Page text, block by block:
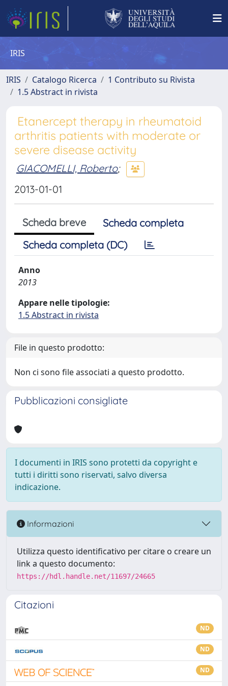
IRIS
IRIS Catalogo Ricerca
1 Contributo su Rivista
1.5 Abstract in rivista
Etanercept therapy in rheumatoid
arthritis patients with moderate or
severe disease activity
GIACOMELLI, Roberto;
2013-01-01
Scheda breve
Scheda completa
Scheda completa (DC)
Anno
2013
Appare nelle tipologie:
1.5 Abstract in rivista
File in questo prodotto:
Non ci sono file associati a questo prodotto.
Pubblicazioni consigliate
I documenti in IRIS sono protetti da copyright e
tutti i diritti sono riservati, salvo diversa
indicazione.
Informazioni
Utilizza questo identificativo per citare o creare un
link a questo documento:
https://hdl.handle.net/11697/24665
Citazioni
ND
ND
ND